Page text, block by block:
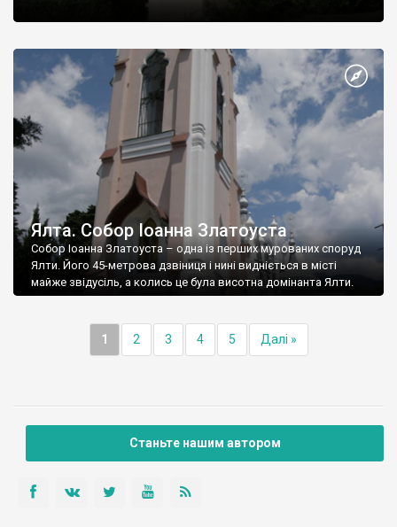
Ялта. Собор Іоанна Златоуста
Собор Іоанна Златоуста – одна із перших мурованих споруд
Ялти. Його 45-метрова дзвіниця і нині видніється в місті
майже звідусіль, а колись це була висотна домінанта Ялти.
1 2 3 4 5 Далі »
Станьте нашим автором